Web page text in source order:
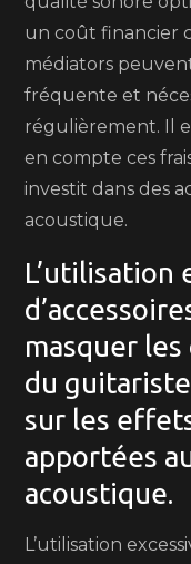
un coût financier
médiators
fréquente et
régulièrement. Il
en compte ces
investit dans des
acoustique.
L’utilisation
masquer
du
sur les
apportées
acoustique.
L’utilisation